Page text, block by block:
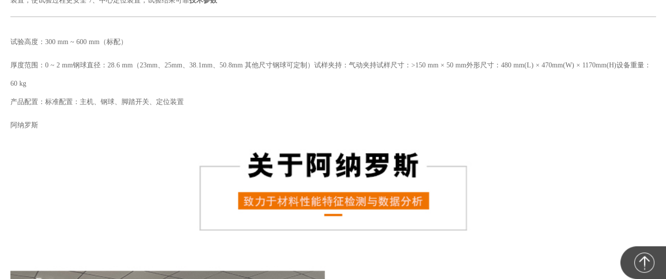
试验高度：300 mm ~ 600 mm（标配）
厚度范围：0 ~ 2 mm钢球直径：28.6 mm（23mm、25mm、38.1mm、50.8mm 其他尺寸钢球可定制） 试样夹持：气动夹持试样尺寸：>150 mm × 50 mm外形尺寸：480 mm(L) × 470mm(W) × 1170mm(H)设备重量：
60 kg
产品配置：标准配置：主机、钢球、脚踏开关、定位装置
阿纳罗斯